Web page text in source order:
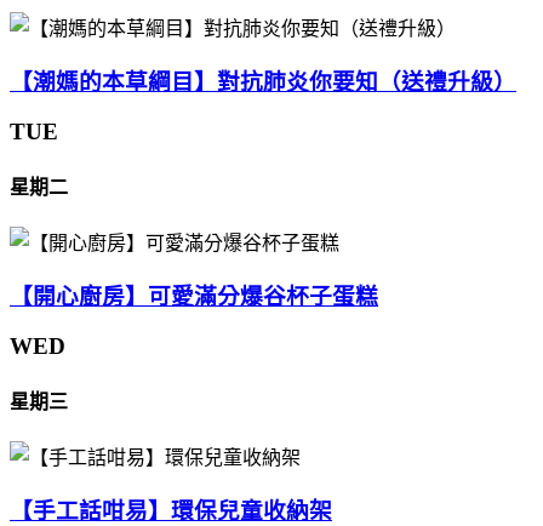
【潮媽的本草綱目】對抗肺炎你要知（送禮升級）
TUE
星期二
【開心廚房】可愛滿分爆谷杯子蛋糕
WED
星期三
【手工話咁易】環保兒童收納架